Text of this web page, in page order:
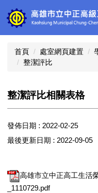
到
主
首頁 處室網頁建置
整潔評比
整潔評比相關表格
發佈日期 : 2022-02-25
最後更新日期 : 2022-09-05
高雄市立中正高工生活
_1110729.pdf